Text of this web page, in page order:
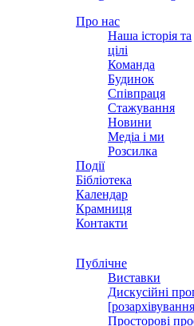
Про нас
Наша історія та
цілі
Команда
Будинок
Співпраця
Стажування
Новини
Медіа і ми
Розсилка
Події
Бібліотека
Календар
Крамниця
Контакти
Публічне
Виставки
Дискусійні
Просторові